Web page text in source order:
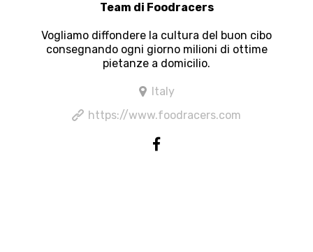
Team di Foodracers
Vogliamo diffondere la cultura del buon cibo
consegnando ogni giorno milioni di ottime
pietanze a domicilio.
Italy
https://www.foodracers.com